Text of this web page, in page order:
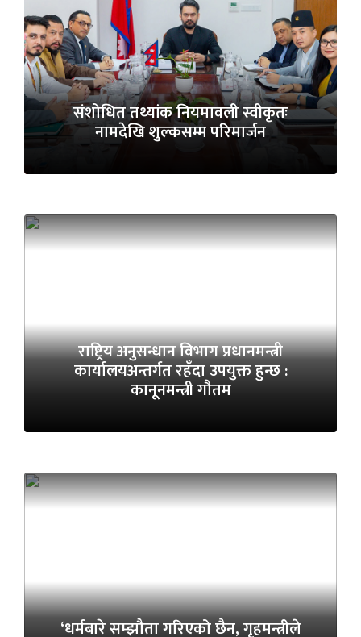
संशोधित तथ्यांक नियमावली स्वीकृतः
नामदेखि शुल्कसम्म परिमार्जन
राष्ट्रिय अनुसन्धान विभाग प्रधानमन्त्री
कार्यालयअन्तर्गत रहँदा उपयुक्त हुन्छ :
कानूनमन्त्री गौतम
‘धर्मबारे सम्झौता गरिएको छैन, गृहमन्त्रीले